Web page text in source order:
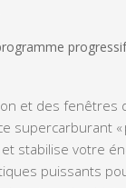
et des fenêtres
supercarburant «
stabilise votre
puissants